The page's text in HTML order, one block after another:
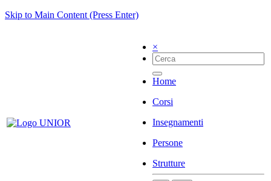
Skip to Main Content (Press Enter)
×
Home
Corsi
Insegnamenti
Persone
Strutture